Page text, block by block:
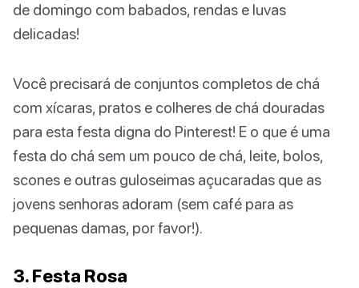
de domingo com babados, rendas e luvas
delicadas!
Você precisará de conjuntos completos de chá
com xícaras, pratos e colheres de chá douradas
para esta festa digna do Pinterest! E o que é uma
festa do chá sem um pouco de chá, leite, bolos,
scones e outras guloseimas açucaradas que as
jovens senhoras adoram (sem café para as
pequenas damas, por favor!).
3. Festa Rosa